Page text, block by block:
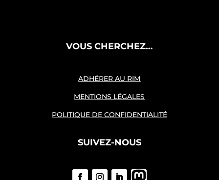
VOUS CHERCHEZ…
ADHÉRER AU RIM
MENTIONS LÉGALES
POLITIQUE DE CONFIDENTIALITÉ
SUIVEZ-NOUS